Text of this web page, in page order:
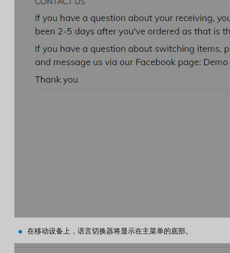
在移动设备上，语言切换器将显示在主菜单的底部。